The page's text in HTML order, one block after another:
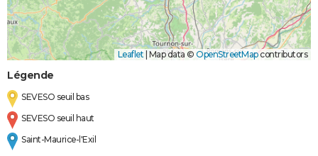
Leaflet | Map data © OpenStreetMapcontributors
Légende
SEVESO seuil bas
SEVESO seuil haut
Saint-Maurice-l'Exil